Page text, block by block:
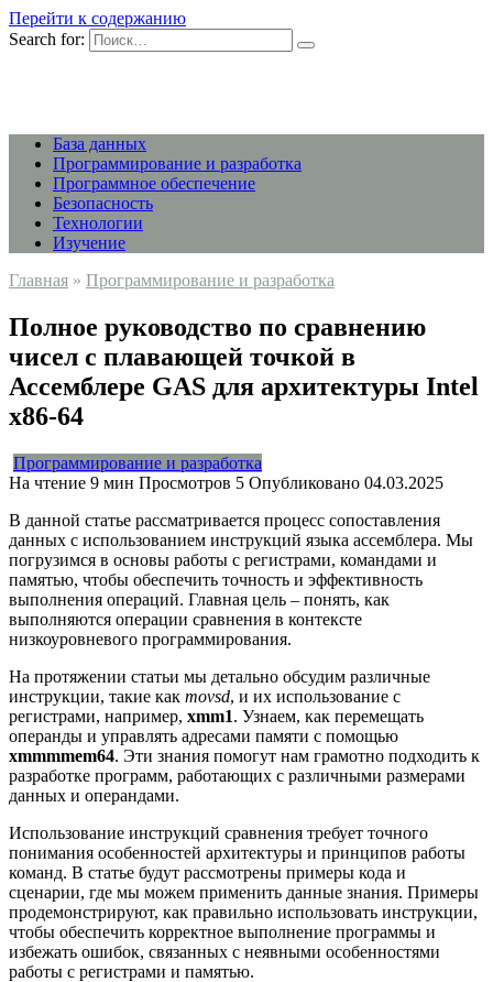
Перейти к содержанию
Search for:
База данных
Программирование и разработка
Программное обеспечение
Безопасность
Технологии
Изучение
Главная » Программирование и разработка
Полное руководство по сравнению
чисел с плавающей точкой в
Ассемблере GAS для архитектуры Intel
x86-64
Программирование и разработка
На чтение 9 мин Просмотров 5 Опубликовано 04.03.2025
В данной статье рассматривается процесс сопоставления
данных с использованием инструкций языка ассемблера. Мы
погрузимся в основы работы с регистрами, командами и
памятью, чтобы обеспечить точность и эффективность
выполнения операций. Главная цель – понять, как
выполняются операции сравнения в контексте
низкоуровневого программирования.
На протяжении статьи мы детально обсудим различные
инструкции, такие как movsd, и их использование с
регистрами, например, xmm1. Узнаем, как перемещать
операнды и управлять адресами памяти с помощью
xmmmmem64. Эти знания помогут нам грамотно подходить к
разработке программ, работающих с различными размерами
данных и операндами.
Использование инструкций сравнения требует точного
понимания особенностей архитектуры и принципов работы
команд. В статье будут рассмотрены примеры кода и
сценарии, где мы можем применить данные знания. Примеры
продемонстрируют, как правильно использовать инструкции,
чтобы обеспечить корректное выполнение программы и
избежать ошибок, связанных с неявными особенностями
работы с регистрами и памятью.